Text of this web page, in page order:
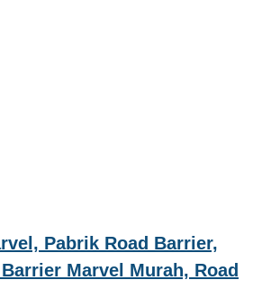
Pabrik Road Barrier,
Marvel Murah, Road